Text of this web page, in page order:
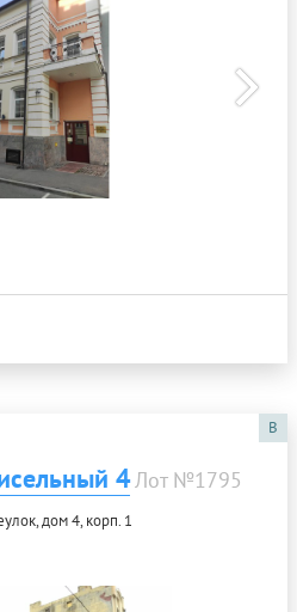
B
4Лот №1795
дом 4, корп. 1